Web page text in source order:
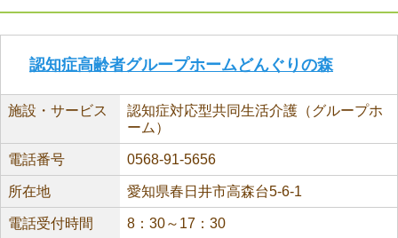
認知症高齢者グループホームどんぐりの森
施設・サービス
認知症対応型共同生活介護（グループホ
ーム）
電話番号 0568-91-5656
所在地 愛知県春日井市高森台5-6-1
電話受付時間 8：30～17：30